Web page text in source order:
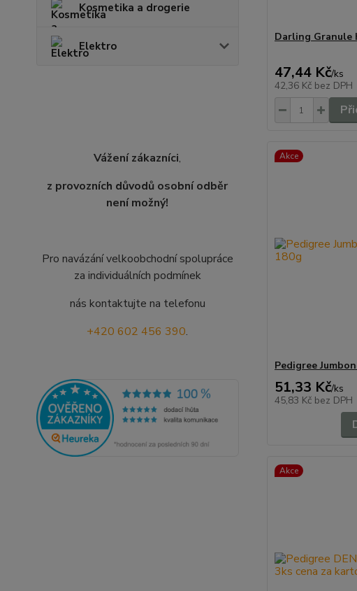
Kosmetika a drogerie
Elektro
Vážení zákazníci,
z provozních důvodů osobní odběr
není možný!
Pro navázání velkoobchodní spolupráce
za individuálních podmínek
nás kontaktujte na telefonu
+420 602 456 390.
Darling Granule
47,44 Kč/ks
42,36 Kč bez DPH
Akce
Pedigree
51,33 Kč/ks
45,83 Kč bez DPH
Akce